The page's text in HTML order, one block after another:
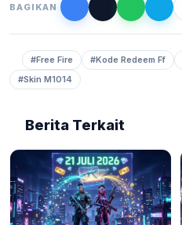
BAGIKAN
#Free Fire #Kode Redeem Ff
#Skin M1014
Berita Terkait